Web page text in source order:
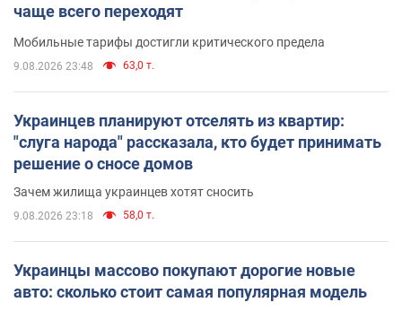
чаще всего переходят
Мобильные тарифы достигли критического предела
9.08.2026 23:48 63,0 т.
Украинцев планируют отселять из квартир:
"слуга народа" рассказала, кто будет принимать
решение о сносе домов
Зачем жилища украинцев хотят сносить
9.08.2026 23:18 58,0 т.
Украинцы массово покупают дорогие новые
авто: сколько стоит самая популярная модель